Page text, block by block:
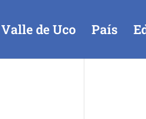
Valle de Uco País